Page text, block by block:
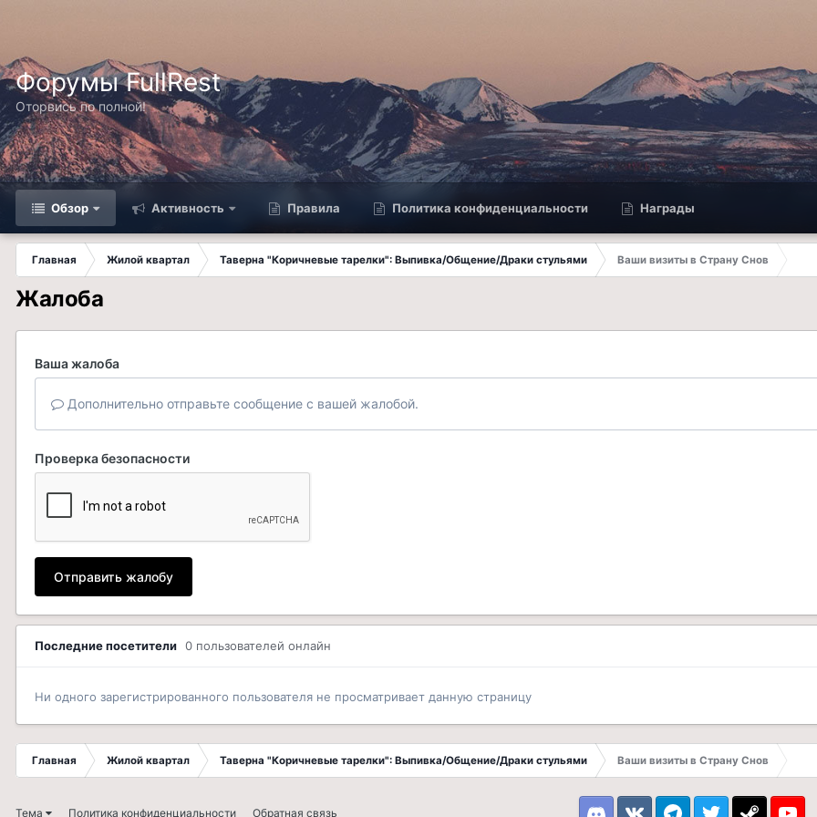
Форумы FullRest
Оторвись по полной!
Обзор Активность Правила Политика конфиденциальности Награды
Главная Жилой квартал Таверна "Коричневые тарелки": Выпивка/Общение/Драки стульями
Ваши визиты в Страну Снов
Жалоба
Ваша жалоба
Дополнительно отправьте сообщение с вашей жалобой.
Проверка безопасности
Отправить жалобу
Последние посетители 0 пользователей онлайн
Ни одного зарегистрированного пользователя не просматривает данную страницу
Главная Жилой квартал Таверна "Коричневые тарелки": Выпивка/Общение/Драки стульями Ваши визиты в Страну Снов
Тема Политика конфиденциальности Обратная связь